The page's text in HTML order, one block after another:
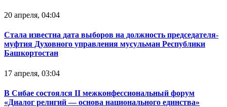
20 апреля, 04:04
Стала известна дата выборов на должность председателя-
муфтия Духовного управления мусульман Республики
Башкортостан
17 апреля, 03:04
В Сибае состоялся II межконфессиональный форум
«Диалог религий — основа национального единства»